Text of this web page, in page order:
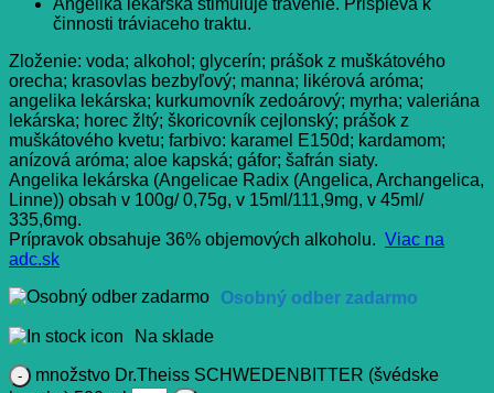
činnosti tráviaceho traktu.
Zloženie: voda; alkohol; glycerín; prášok z muškátového
orecha; krasovlas bezbyľový; manna; likérová aróma;
angelika lekárska; kurkumovník zedoárový; myrha; valeriána
lekárska; horec žltý; škoricovník cejlonský; prášok z
muškátového kvetu; farbivo: karamel E150d; kardamom;
anízová aróma; aloe kapská; gáfor; šafrán siaty.
Angelika lekárska (Angelicae Radix (Angelica, Archangelica,
Linne)) obsah v 100g/ 0,75g, v 15ml/111,9mg, v 45ml/
335,6mg.
Prípravok obsahuje 36% objemových alkoholu. Viac na
adc.sk
Osobný odber zadarmo
Na sklade
množstvo Dr.Theiss SCHWEDENBITTER (švédske